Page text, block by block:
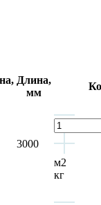
Длина,
мм
3000
м2
кг